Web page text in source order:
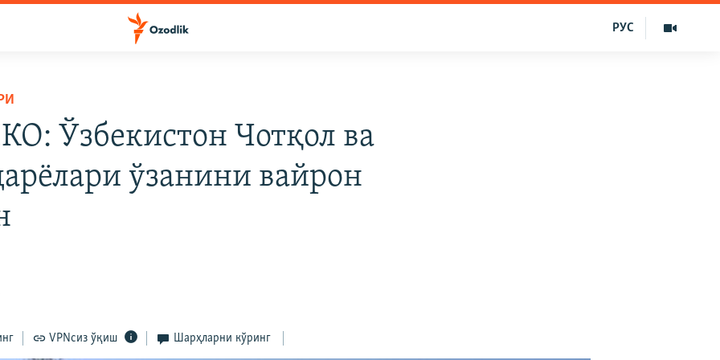
РУС
Ўзбекистон Чотқол ва
ўзанини вайрон
VPNсиз ўқиш Шарҳларни кўринг